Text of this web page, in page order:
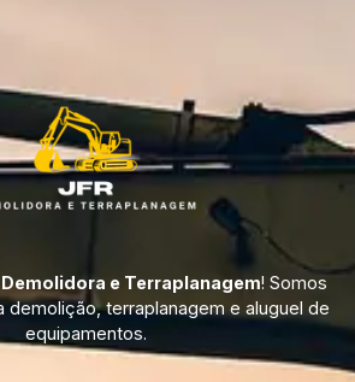
Demolidora e Terraplanagem! Somos
demolição, terraplanagem e aluguel de
equipamentos.